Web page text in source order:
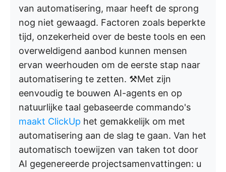
van automatisering, maar heeft de sprong
nog niet gewaagd. Factoren zoals beperkte
tijd, onzekerheid over de beste tools en een
overweldigend aanbod kunnen mensen
ervan weerhouden om de eerste stap naar
automatisering te zetten. ⚒️Met zijn
eenvoudig te bouwen AI-agents en op
natuurlijke taal gebaseerde commando's
maakt ClickUp het gemakkelijk om met
automatisering aan de slag te gaan. Van het
automatisch toewijzen van taken tot door
AI gegenereerde projectsamenvattingen: u